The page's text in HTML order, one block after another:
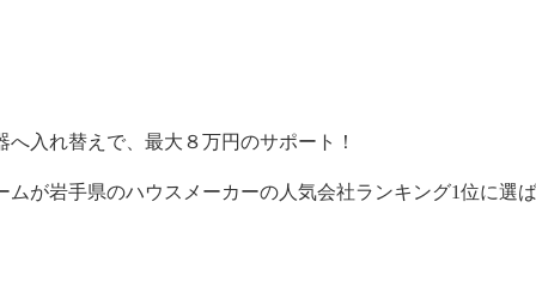
入れ替えで、最大８万円のサポート！
が岩手県のハウスメーカーの人気会社ランキング1位に選ば